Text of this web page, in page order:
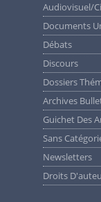
Audiovisuel/
Documents
Débats
Discours
Dossiers
Archives
Guichet Des
Sans
Newsletters
Droits